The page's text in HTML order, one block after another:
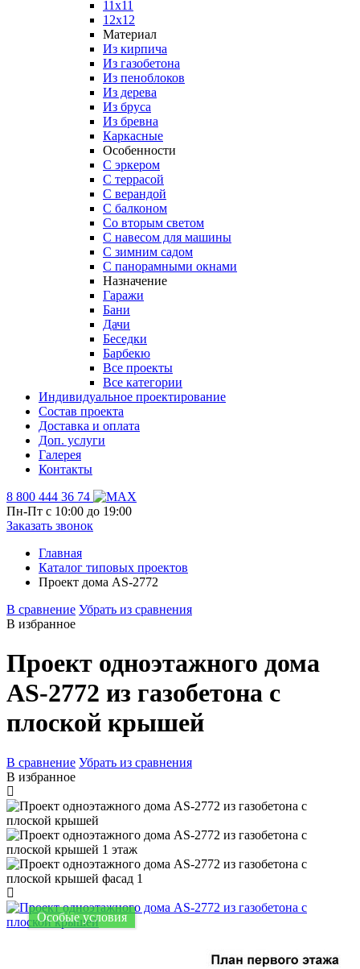
11x11
12x12
Материал
Из кирпича
Из газобетона
Из пеноблоков
Из дерева
Из бруса
Из бревна
Каркасные
Особенности
С эркером
С террасой
С верандой
С балконом
Со вторым светом
С навесом для машины
С зимним садом
С панорамными окнами
Назначение
Гаражи
Бани
Дачи
Беседки
Барбекю
Все проекты
Все категории
Индивидуальное проектирование
Состав проекта
Доставка и оплата
Доп. услуги
Галерея
Контакты
8 800 444 36 74
Пн-Пт с 10:00 до 19:00
Заказать звонок
Главная
Каталог типовых проектов
Проект дома AS-2772
В сравнение Убрать из сравнения
В избранное
Проект одноэтажного дома
AS-2772 из газобетона с
плоской крышей
В сравнение Убрать из сравнения
В избранное
Особые условия